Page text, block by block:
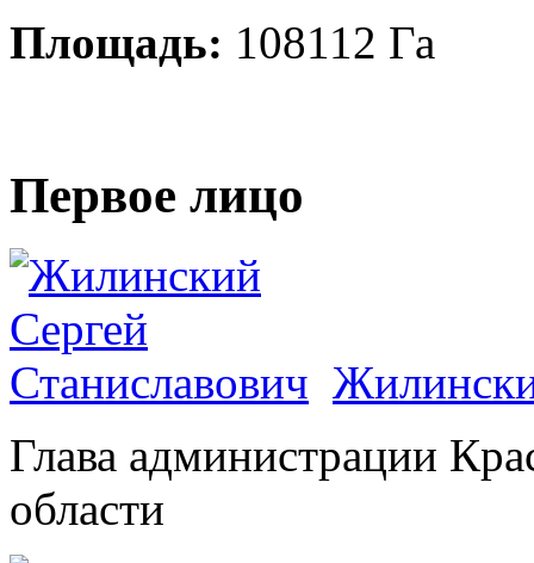
Площадь: 108112 Га
Первое лицо
Глава администрации
области